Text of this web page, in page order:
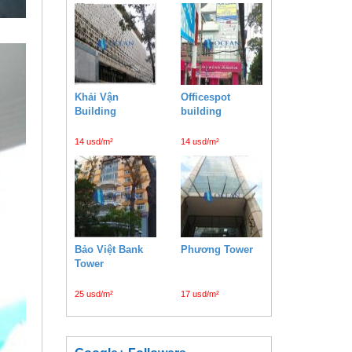
Khải Vận
Building
14 usd/m²
Officespot
building
14 usd/m²
Bảo Việt Bank
Tower
25 usd/m²
Phương Tower
17 usd/m²